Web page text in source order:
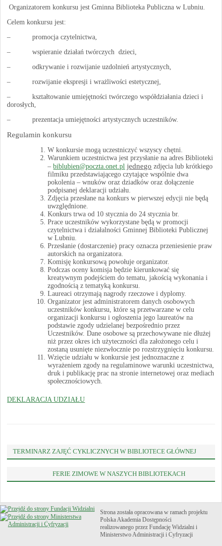
Organizatorem konkursu jest Gminna Biblioteka Publiczna w Lubniu.
Celem konkursu jest:
– promocja czytelnictwa,
– wspieranie działań twórczych dzieci,
– odkrywanie i rozwijanie uzdolnień artystycznych,
– rozwijanie ekspresji i wrażliwości estetycznej,
– kształtowanie umiejętności twórczego współdziałania dzieci i
dorosłych,
– prezentacja umiejętności artystycznych uczestników.
Regulamin konkursu
W konkursie mogą uczestniczyć wszyscy chętni.
Warunkiem uczestnictwa jest przysłanie na adres Biblioteki
–biblubien@poczta.onet.pl jednego zdjęcia lub krótkiego
filmiku przedstawiającego czytające wspólnie dwa
pokolenia – wnuków oraz dziadków oraz dołączenie
podpisanej deklaracji udziału.
Zdjęcia przesłane na konkurs w pierwszej edycji nie będą
uwzględnione.
Konkurs trwa od 10 stycznia do 24 stycznia br.
Prace uczestników wykorzystane będą w promocji
czytelnictwa i działalności Gminnej Biblioteki Publicznej
w Lubniu.
Przesłanie (dostarczenie) pracy oznacza przeniesienie praw
autorskich na organizatora.
Komisję konkursową powołuje organizator.
Podczas oceny komisja będzie kierunkować się
kreatywnym podejściem do tematu, jakością wykonania i
zgodnością z tematyką konkursu.
Laureaci otrzymają nagrody rzeczowe i dyplomy.
Organizator jest administratorem danych osobowych
uczestników konkursu, które są przetwarzane w celu
organizacji konkursu i ogłoszenia jego laureatów na
podstawie zgody udzielanej bezpośrednio przez
Uczestników. Dane osobowe są przechowywane nie dłużej
niż przez okres ich użyteczności dla założonego celu i
zostaną usunięte niezwłocznie po rozstrzygnięciu konkursu.
Wzięcie udziału w konkursie jest jednoznaczne z
wyrażeniem zgody na regulaminowe warunki uczestnictwa,
druk i publikację prac na stronie internetowej oraz mediach
społecznościowych.
DEKLARACJA UDZIAŁU
TERMINARZ ZAJĘĆ CYKLICZNYCH W BIBLIOTECE GŁÓWNEJ
FERIE ZIMOWE W NASZYCH BIBLIOTEKACH
Strona została opracowana w ramach projektu
Polska Akademia Dostępności
realizowanego przez Fundację Widzialnii
Ministerstwo Administracji i Cyfryzacji